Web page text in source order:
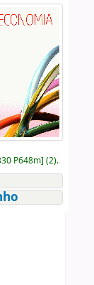
P648m] (2).